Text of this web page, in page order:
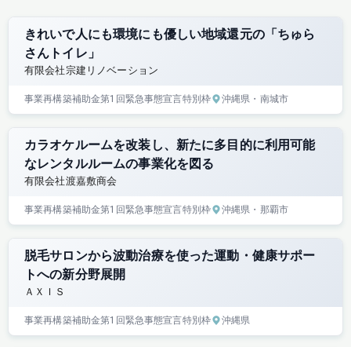
きれいで人にも環境にも優しい地域還元の「ちゅら
さんトイレ」
有限会社宗建リノベーション
事業再構築補助金第1回緊急事態宣言特別枠 沖縄県 ・南城市
カラオケルームを改装し、新たに多目的に利用可能
なレンタルルームの事業化を図る
有限会社渡嘉敷商会
事業再構築補助金第1回緊急事態宣言特別枠 沖縄県 ・那覇市
脱毛サロンから波動治療を使った運動・健康サポー
トへの新分野展開
ＡＸＩＳ
事業再構築補助金第1回緊急事態宣言特別枠 沖縄県